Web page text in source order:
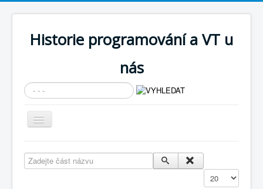
Historie programování a VT u
nás
Vyhledávání...
Přepnout
navigaci
Cíle expozice
Zadejte část názvu
Zobrazit